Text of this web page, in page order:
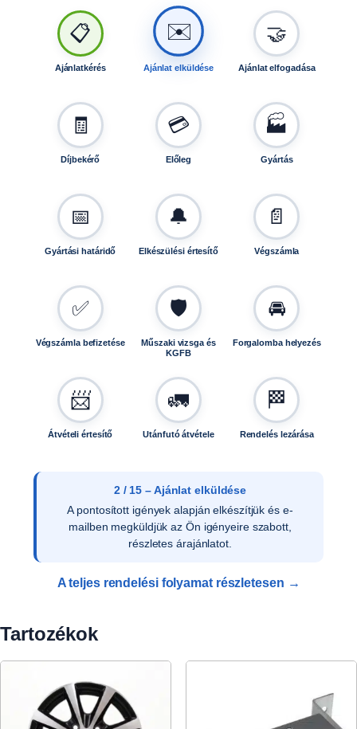
📋
Ajánlatkérés
✉️
Ajánlat elküldése
🤝
Ajánlat elfogadása
🧾
Díjbekérő
💳
Előleg
🏭
Gyártás
📅
Gyártási határidő
🔔
Elkészülési értesítő
📄
Végszámla
✅
Végszámla befizetése
🛡️
Műszaki vizsga és
KGFB
🚘
Forgalomba helyezés
📨
Átvételi értesítő
🚛
Utánfutó átvétele
🏁
Rendelés lezárása
3 / 15 – Ajánlat elfogadása
Az ajánlat írásos elfogadását követően ellenőrizzük
a vevői adatokat, és rendelését rögzítjük
rendszerünkben.
A teljes rendelési folyamat részletesen →
Tartozékok